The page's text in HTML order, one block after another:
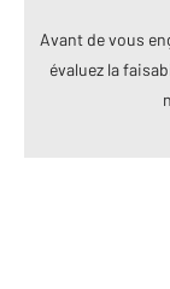
Avant de vous
évaluez la